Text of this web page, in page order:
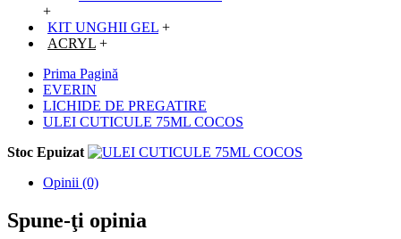
+
KIT UNGHII GEL +
ACRYL +
Prima Pagină
EVERIN
LICHIDE DE PREGATIRE
ULEI CUTICULE 75ML COCOS
Stoc Epuizat
Opinii (0)
Spune-ţi opinia